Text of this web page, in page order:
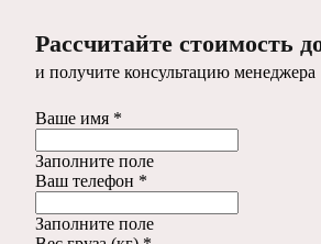
Рассчитайте стоимость
и получите консультацию менеджера
Ваше имя *
Заполните поле
Ваш телефон *
Заполните поле